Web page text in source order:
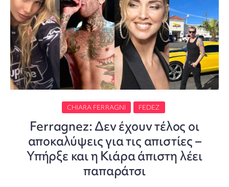
CHIARA FERRAGNI FEDEZ
Ferragnez: Δεν έχουν τέλος οι
αποκαλύψεις για τις απιστίες –
Υπήρξε και η Κιάρα άπιστη λέει
παπαράτσι